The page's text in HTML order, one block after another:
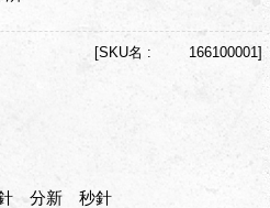
[SKU名 : 166100001]
針 分新 秒針